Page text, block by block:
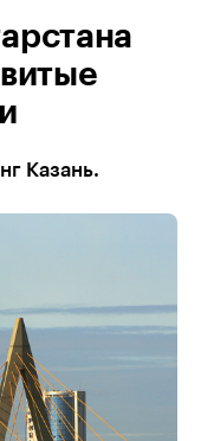
Казань.